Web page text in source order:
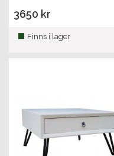
3650 kr
Finns i lager